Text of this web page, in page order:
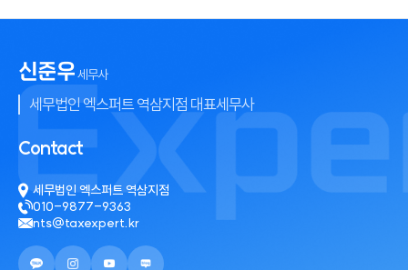
신준우세무사
세무법인 엑스퍼트 역삼지점 대표세무사
Contact
세무법인 엑스퍼트 역삼지점
010-9877-9363
nts@taxexpert.kr